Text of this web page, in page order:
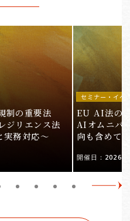
制の重要法
ジリエンス法
実務対応〜
セミナー・イベ
EU AI法の
AIオムニバ
向も含めて
開催日：